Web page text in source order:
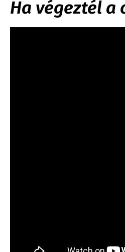
Ha végeztél a